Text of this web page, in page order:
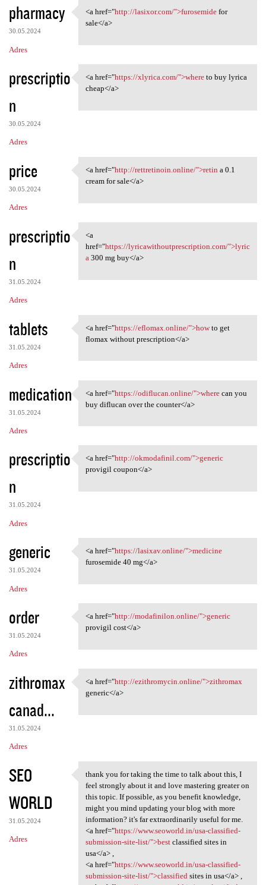
pharmacy
30.05.2024
Adres
<a href="http://lasixor.com/"
<a href="http://lasixor.com/">furosemidefor
sale</a>
prescriptio
n
30.05.2024
Adres
<a href="https://xlyrica.com/
<a href="https://xlyrica.com/">whereto buy lyrica
cheap</a>
price
30.05.2024
Adres
<a href="http://rettretinoin
<a href="http://rettretinoin.online/">retin a 0.1
cream for sale</a>
prescriptio
n
31.05.2024
Adres
<a href="https:/
<a
href="https://lyricawithoutprescription.com/">lyric
a 300 mg buy</a>
tablets
31.05.2024
Adres
<a href="https://eflomax
<a href="https://eflomax.online/">howto get
flomax without prescription</a>
medication
31.05.2024
Adres
<a href="https://odiflucan
<a href="https://odiflucan.online/">wherecan you
buy diflucan over the counter</a>
prescriptio
n
31.05.2024
Adres
<a href="http://okmodafinil
<a href="http://okmodafinil.com/">generic
provigil coupon</a>
generic
31.05.2024
Adres
<a href="https://lasixav
<a href="https://lasixav.online/">medicine
furosemide 40 mg</a>
order
31.05.2024
Adres
<a href="http://modafinilon
<a href="http://modafinilon.online/">generic
provigil cost</a>
zithromax
canad...
31.05.2024
Adres
<a href="http://ezithromycin
<a href="http://ezithromycin.online/">zithromax
generic</a>
SEO
WORLD
31.05.2024
Adres
thank you for taking the time
thank you for taking the time to talk about this, I
feel strongly about it and love mastering greater on
this topic. If possible, as you benefit knowledge,
might you mind updating your blog with more
information? it's far extraordinarily useful for me.
<a href="https://www.seoworld.in/usa-classified-
submission-site-list/">bestclassified sites in
usa</a> ,
<a href="https://www.seoworld.in/usa-classified-
submission-site-list/">classified sites in usa</a> ,